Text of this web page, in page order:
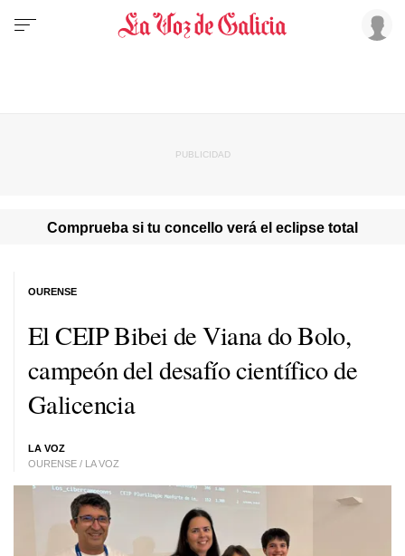
Comprueba si tu concello verá el eclipse total
El CEIP Bibei de Viana do Bolo,
campeón del desafío científico de
Galicencia
LA VOZ
OURENSE / LA VOZ
OURENSE